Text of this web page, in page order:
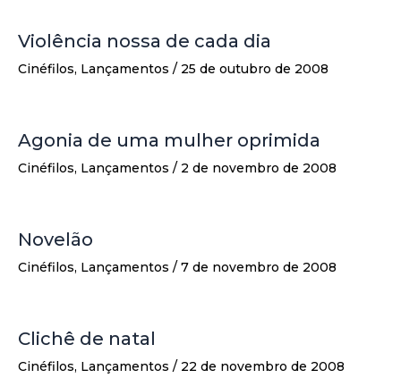
Violência nossa de cada dia
Cinéfilos, Lançamentos / 25 de outubro de 2008
Agonia de uma mulher oprimida
Cinéfilos, Lançamentos / 2 de novembro de 2008
Novelão
Cinéfilos, Lançamentos / 7 de novembro de 2008
Clichê de natal
Cinéfilos, Lançamentos / 22 de novembro de 2008